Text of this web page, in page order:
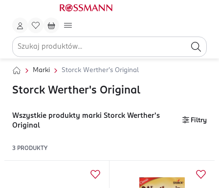
Marki Storck Werther's Original
Storck Werther's Original
Wszystkie produkty marki Storck Werther's
Original
Filtry
3 PRODUKTY